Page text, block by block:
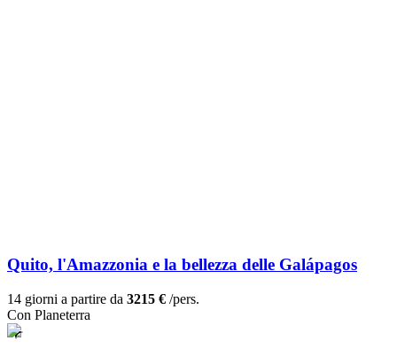
Quito, l'Amazzonia e la bellezza delle Galápagos
14 giorni a partire da 3215 € /pers.
Con Planeterra